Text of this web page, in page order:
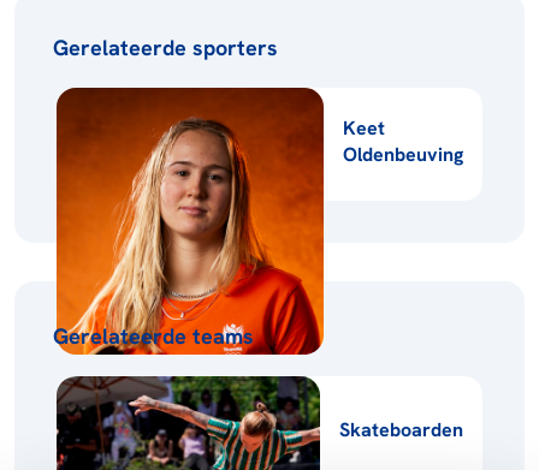
Gerelateerde sporters
Keet
Oldenbeuving
Gerelateerde teams
Skateboarden